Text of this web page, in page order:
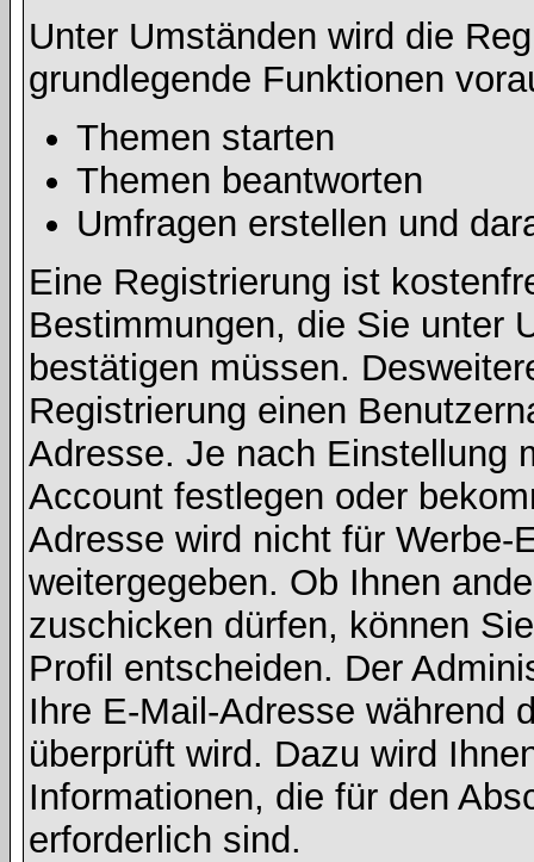
Unter Umständen wird die
grundlegende Funktionen
Themen starten
Themen beantworten
Umfragen erstellen und
Eine Registrierung ist
Bestimmungen, die Sie unter
bestätigen müssen.
Registrierung einen
Adresse. Je nach Einstellung
Account festlegen oder
Adresse wird nicht für
weitergegeben. Ob Ihnen
zuschicken dürfen, können
Profil entscheiden. Der
Ihre E-Mail-Adresse während
überprüft wird. Dazu wird
Informationen, die für den
erforderlich sind.